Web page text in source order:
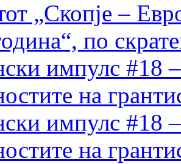
„Скопје –
по
импулс #18
на
импулс #18
на